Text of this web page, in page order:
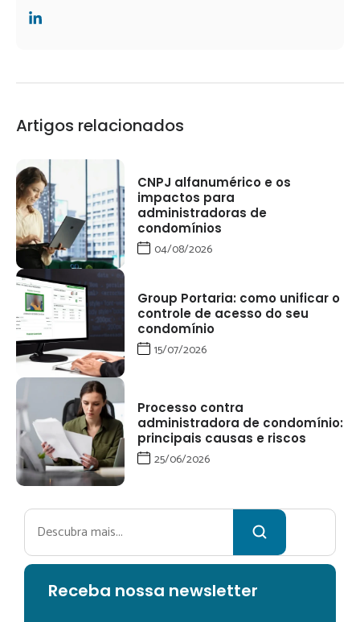
Artigos relacionados
CNPJ alfanumérico e os
impactos para
administradoras de
condomínios
04/08/2026
Group Portaria: como unificar o
controle de acesso do seu
condomínio
15/07/2026
Processo contra
administradora de condomínio:
principais causas e riscos
25/06/2026
Pesquisar
Receba nossa newsletter